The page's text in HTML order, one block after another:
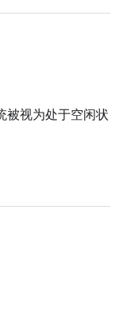
视为处于空闲状